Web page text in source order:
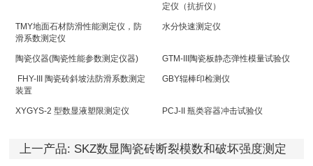
定仪（抗折仪）
TMY地面石材防滑性能测定仪，防
滑系数测定仪
水分快速测定仪
陶瓷仪器(陶瓷性能参数测定仪器) GTM-III陶瓷板静态弹性模量试验仪
FHY-III 陶瓷砖斜坡法防滑系数测定
装置
GBY辊棒印检测仪
XYGYS-2 型数显液塑限测定仪 PCJ-II 瓶类容器冲击试验仪
上一产品: SKZ数显陶瓷砖断裂模数和破坏强度测定